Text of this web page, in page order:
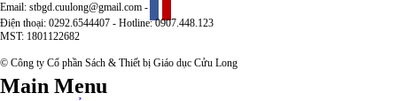
Email: stbgd.cuulong@gmail.com -
Điện thoại: 0292.6544407 - Hotline: 0907.448.123
MST: 1801122682
© Công ty Cổ phần Sách & Thiết bị Giáo dục Cửu Long
Main Menu